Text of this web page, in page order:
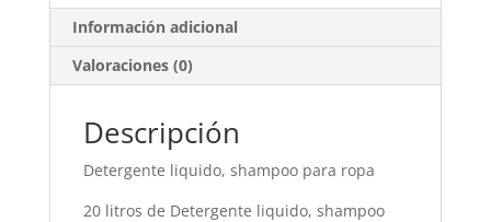
Información adicional
Valoraciones (0)
Descripción
Detergente liquido, shampoo para ropa
20 litros de Detergente liquido, shampoo